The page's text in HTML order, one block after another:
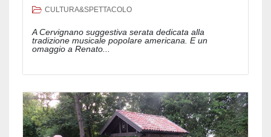
CULTURA&SPETTACOLO
A Cervignano suggestiva serata dedicata alla
tradizione musicale popolare americana. E un
omaggio a Renato...